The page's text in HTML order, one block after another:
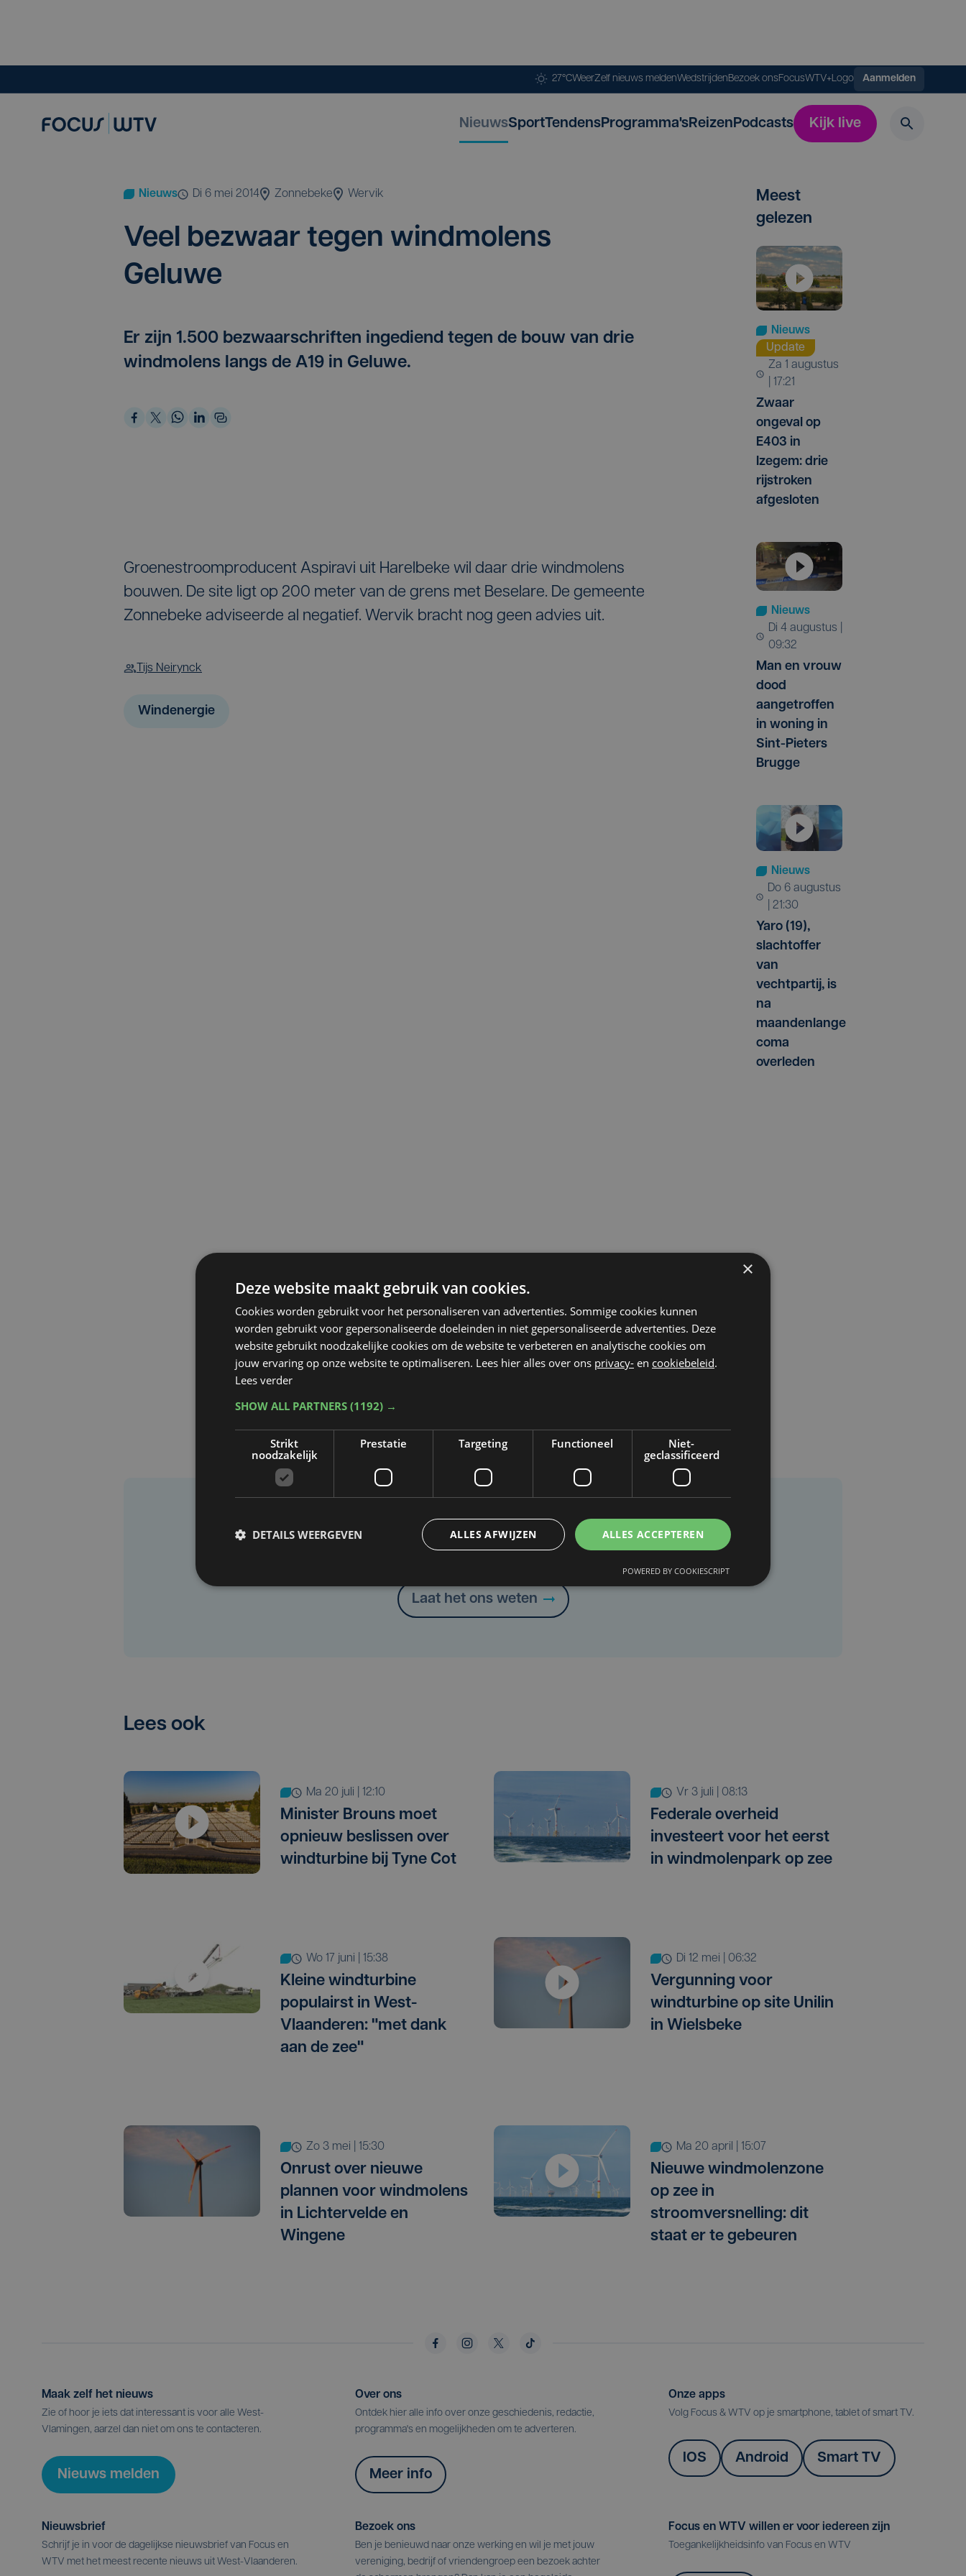
27°CWeerZelf nieuws meldenWedstrijdenBezoek onsFocusWTV+Logo Aanmelden
NieuwsSportTendensProgramma'sReizenPodcasts Kijk live
Nieuws di 6 mei 2014 Zonnebeke Wervik
Veel bezwaar tegen wind­mo­lens
Geluwe
Er zijn 1.500 bezwaarschriften ingediend tegen de bouw van drie
windmolens langs de A19 in Geluwe.
Groenestroomproducent Aspiravi uit Harelbeke wil daar drie windmolens
bouwen. De site ligt op 200 meter van de grens met Beselare. De gemeente
Zonnebeke adviseerde al negatief. Wervik bracht nog geen advies uit.
Tijs Neirynck
Windenergie
Meest
gelezen
Nieuws
Update
za 1 augustus
| 17:21
Zwaar
ongeval op
E403 in
Izegem: drie
rijstroken
afgesloten
Nieuws
di 4 augustus |
09:32
Man en vrouw
dood
aangetroffen
in woning in
Sint-Pieters
Brugge
Nieuws
do 6 augustus
| 21:30
Yaro (19),
slachtoffer
van
vechtpartij, is
na
maandenlange
coma
overleden
Taalfout opgemerkt?
Heb je een taal- of schrijffout opgemerkt in dit artikel?
Laat het ons weten
Lees ook
ma 20 juli | 12:10
Minister Brouns moet
opnieuw beslissen over
windturbine bij Tyne Cot
vr 3 juli | 08:13
Federale overheid
investeert voor het eerst
in windmolenpark op zee
wo 17 juni | 15:38
Kleine windturbine
populairst in West-
Vlaanderen: "met dank
aan de zee"
di 12 mei | 06:32
Vergunning voor
windturbine op site Unilin
in Wielsbeke
zo 3 mei | 15:30
Onrust over nieuwe
plannen voor windmolens
in Lichtervelde en
Wingene
ma 20 april | 15:07
Nieuwe windmolenzone
op zee in
stroomversnelling: dit
staat er te gebeuren
Maak zelf het nieuws
Zie of hoor je iets dat interessant is voor alle West-
Vlamingen, aarzel dan niet om ons te contacteren.
Nieuws melden
Over ons
Ontdek hier alle info over onze geschiedenis, redactie,
programma's en mogelijkheden om te adverteren.
Meer info
Onze apps
Volg Focus & WTV op je smartphone, tablet of smart TV.
IOS Android Smart TV
Nieuwsbrief
Schrijf je in voor de dagelijkse nieuwsbrief van Focus en
WTV met het meest recente nieuws uit West-Vlaanderen.
Bezoek ons
Ben je benieuwd naar onze werking en wil je met jouw
vereniging, bedrijf of vriendengroep een bezoek achter
Focus en WTV willen er voor iedereen zijn
Toegankelijkheidsinfo van Focus en WTV
×
Deze website maakt gebruik van cookies.
Cookies worden gebruikt voor het personaliseren van advertenties. Sommige cookies kunnen
worden gebruikt voor gepersonaliseerde doeleinden in niet gepersonaliseerde advertenties. Deze
website gebruikt noodzakelijke cookies om de website te verbeteren en analytische cookies om
jouw ervaring op onze website te optimaliseren. Lees hier alles over ons privacy- en cookiebeleid.
Lees verder
SHOW ALL PARTNERS (1192) →
Strikt
noodzakelijk
Prestatie Targeting Functioneel
Niet-
geclassificeerd
ALLES ACCEPTEREN
ALLES AFWIJZEN
DETAILS WEERGEVEN
POWERED BY COOKIESCRIPT